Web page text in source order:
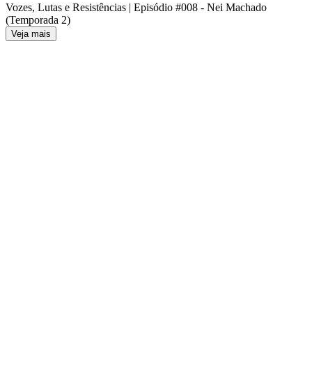
Vozes, Lutas e Resistências | Episódio #008 - Nei Machado
(Temporada 2)
Veja mais